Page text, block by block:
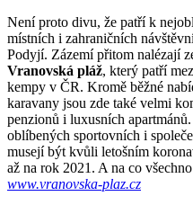
Není proto divu, že patří k
místních i zahraničních
Podyjí. Zázemí přitom nalézají
Vranovská pláž, který patří
kempy v ČR. Kromě běžné
karavany jsou zde také velmi
penzionů i luxusních
oblíbených sportovních i
musejí být kvůli letošním
až na rok 2021. A na co
www.vranovska-plaz.cz